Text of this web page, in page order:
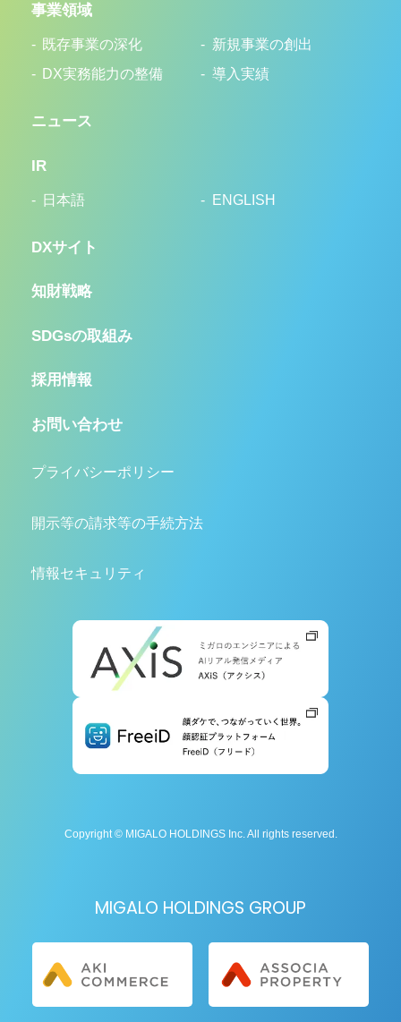
事業領域
既存事業の深化
新規事業の創出
DX実務能力の整備
導入実績
ニュース
IR
日本語 ENGLISH
DXサイト
知財戦略
SDGsの取組み
採用情報
お問い合わせ
プライバシーポリシー
開示等の請求等の手続方法
情報セキュリティ
Copyright © MIGALO HOLDINGS Inc. All rights reserved.
MIGALO HOLDINGS GROUP